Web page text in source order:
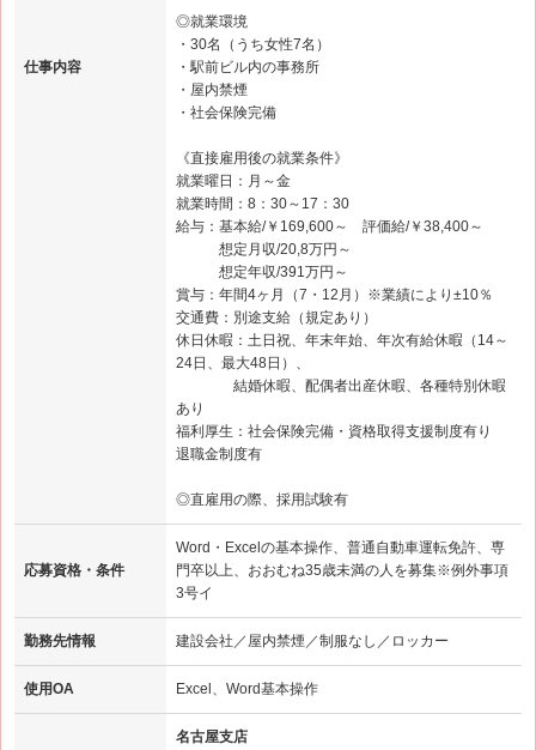
仕事内容
◎就業環境
・30名（うち女性7名）
・駅前ビル内の事務所
・屋内禁煙
・社会保険完備
《直接雇用後の就業条件》
就業曜日：月～金
就業時間：8：30～17：30
給与：基本給/￥169,600～ 評価給/￥38,400～
想定月収/20,8万円～
想定年収/391万円～
賞与：年間4ヶ月（7・12月）※業績により±10％
交通費：別途支給（規定あり）
休日休暇：土日祝、年末年始、年次有給休暇（14～
24日、最大48日）、
結婚休暇、配偶者出産休暇、各種特別休暇
あり
福利厚生：社会保険完備・資格取得支援制度有り
退職金制度有
◎直雇用の際、採用試験有
応募資格・条件
Word・Excelの基本操作、普通自動車運転免許、専
門卒以上、おおむね35歳未満の人を募集※例外事項
3号イ
勤務先情報 建設会社／屋内禁煙／制服なし／ロッカー
使用OA Excel、Word基本操作
名古屋支店